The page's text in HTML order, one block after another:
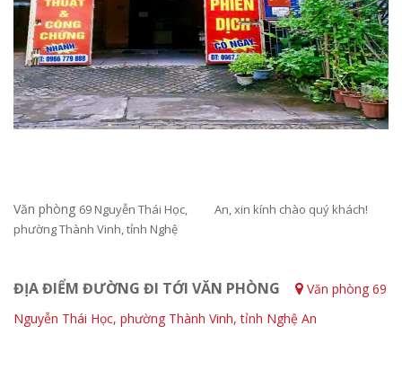
Văn phòng 69 Nguyễn Thái Học,
phường Thành Vinh, tỉnh Nghệ
An, xin kính chào quý khách!
ĐỊA ĐIỂM ĐƯỜNG ĐI TỚI VĂN PHÒNG
Văn phòng 69
Nguyễn Thái Học, phường Thành Vinh, tỉnh Nghệ An